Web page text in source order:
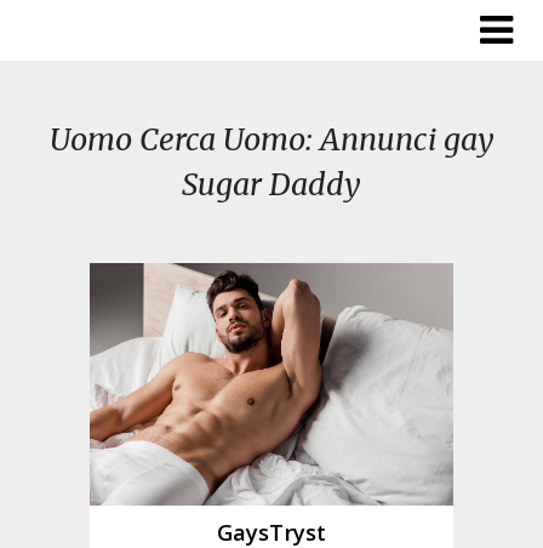
Uomo Cerca Uomo: Annunci gay
Sugar Daddy
GaysTryst